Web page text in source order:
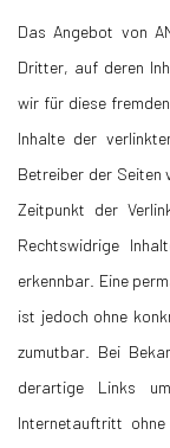
Das Angebot von
Dritter, auf deren
wir für diese
Inhalte der
Betreiber der Seiten
Zeitpunkt der
Rechtswidrige
erkennbar. Eine
ist jedoch ohne
zumutbar. Bei
derartige Links
Internetauftritt